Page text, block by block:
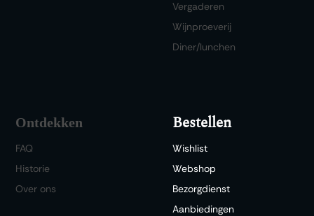
Vergaderen
Wijnproeverij
Diner/lunchen
Ontdekken
FAQ
Historie
Over ons
Bestellen
Wishlist
Webshop
Bezorgdienst
Aanbiedingen